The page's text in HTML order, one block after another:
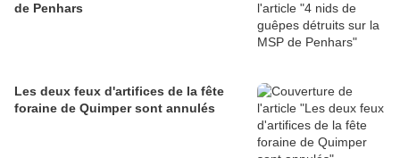
de Penhars
Les deux feux d'artifices de la fête
foraine de Quimper sont annulés